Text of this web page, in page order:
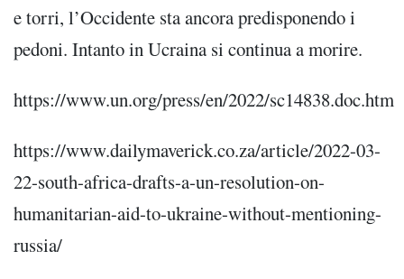
e torri, l’Occidente sta ancora predisponendo i
pedoni. Intanto in Ucraina si continua a morire.
https://www.un.org/press/en/2022/sc14838.doc.htm
https://www.dailymaverick.co.za/article/2022-03-
22-south-africa-drafts-a-un-resolution-on-
humanitarian-aid-to-ukraine-without-mentioning-
russia/